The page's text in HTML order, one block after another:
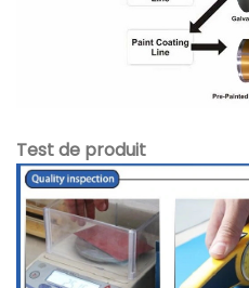
Test de produit